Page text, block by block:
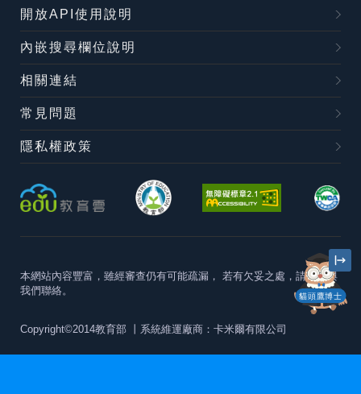
貓頭鷹博士
開放API使用說明
內嵌搜尋欄位說明
相關連結
常見問題
隱私權政策
本網站內容豐富，雖經審查仍有可能疏漏， 若有欠妥之處，請隨時與
我們聯絡。
Copyright©2014教育部 丨系統維運廠商：卡米爾有限公司